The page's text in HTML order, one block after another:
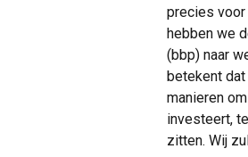
precies voor
hebben we
(bbp) naar
betekent dat
manieren
investeert,
zitten. Wij